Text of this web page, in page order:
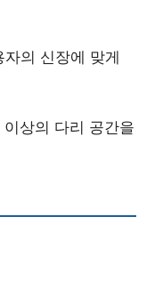
의 신장에 맞게
상의 다리 공간을